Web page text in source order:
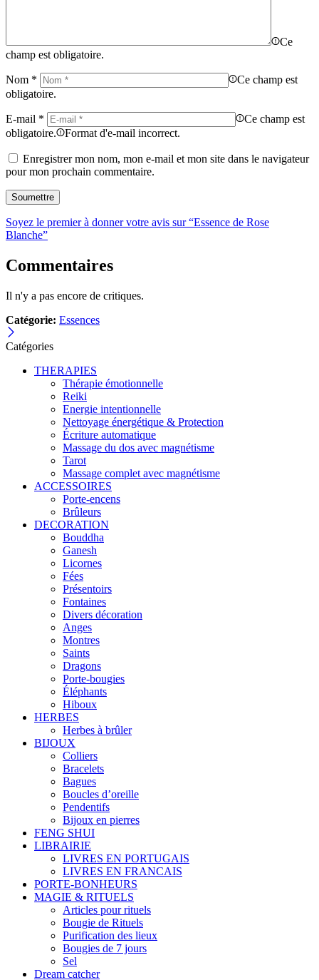
Ce
champ est obligatoire.
Nom *
Ce champ est
obligatoire.
E-mail *
Ce champ est
obligatoire.
Format d'e-mail incorrect.
Enregistrer mon nom, mon e-mail et mon site dans le navigateur
pour mon prochain commentaire.
Soyez le premier à donner votre avis sur “Essence de Rose
Blanche”
Commentaires
Il n'y a pas encore de critiques.
Catégorie: Essences
Catégories
THERAPIES
Thérapie émotionnelle
Reiki
Energie intentionnelle
Nettoyage énergétique & Protection
Écriture automatique
Massage du dos avec magnétisme
Tarot
Massage complet avec magnétisme
ACCESSOIRES
Porte-encens
Brûleurs
DECORATION
Bouddha
Ganesh
Licornes
Fées
Présentoirs
Fontaines
Divers décoration
Anges
Montres
Saints
Dragons
Porte-bougies
Éléphants
Hiboux
HERBES
Herbes à brûler
BIJOUX
Colliers
Bracelets
Bagues
Boucles d’oreille
Pendentifs
Bijoux en pierres
FENG SHUI
LIBRAIRIE
LIVRES EN PORTUGAIS
LIVRES EN FRANCAIS
PORTE-BONHEURS
MAGIE & RITUELS
Articles pour rituels
Bougie de Rituels
Purification des lieux
Bougies de 7 jours
Sel
Dream catcher